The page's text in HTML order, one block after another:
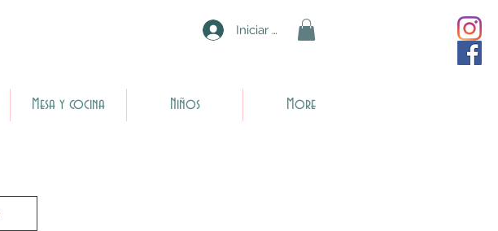
Iniciar sesión
Mesa y cocina Niños More